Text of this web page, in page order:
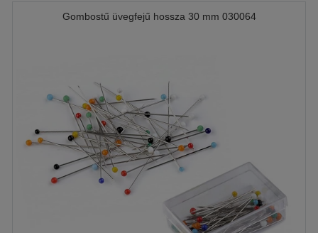
Gombostű üvegfejű hossza 30 mm 030064